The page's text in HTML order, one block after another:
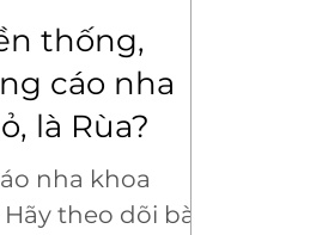
thống,
cáo nha
là Rùa?
nha khoa
theo dõi bài